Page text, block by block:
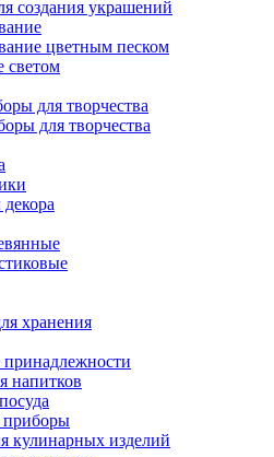
создания украшений
цветным песком
светом
для творчества
для творчества
хранения
напитков
приборы
кулинарных изделий